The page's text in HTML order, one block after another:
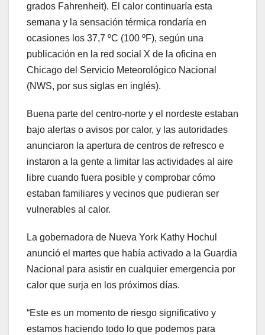
grados Fahrenheit). El calor continuaría esta
semana y la sensación térmica rondaría en
ocasiones los 37,7 ºC (100 ºF), según una
publicación en la red social X de la oficina en
Chicago del Servicio Meteorológico Nacional
(NWS, por sus siglas en inglés).
Buena parte del centro-norte y el nordeste estaban
bajo alertas o avisos por calor, y las autoridades
anunciaron la apertura de centros de refresco e
instaron a la gente a limitar las actividades al aire
libre cuando fuera posible y comprobar cómo
estaban familiares y vecinos que pudieran ser
vulnerables al calor.
La gobernadora de Nueva York Kathy Hochul
anunció el martes que había activado a la Guardia
Nacional para asistir en cualquier emergencia por
calor que surja en los próximos días.
“Este es un momento de riesgo significativo y
estamos haciendo todo lo que podemos para